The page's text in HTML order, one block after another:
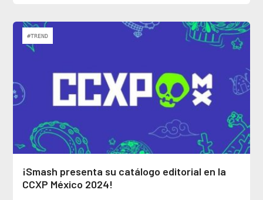
#TREND
¡Smash presenta su catálogo editorial en la
CCXP México 2024!